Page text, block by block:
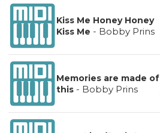
Kiss Me Honey Honey
Kiss Me - Bobby Prins
Memories are made of
this- Bobby Prins